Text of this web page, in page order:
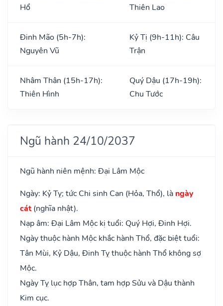
Hổ
Thiên Lao
Đinh Mão (5h-7h):
Nguyên Vũ
Kỷ Tị (9h-11h): Câu
Trận
Nhâm Thân (15h-17h):
Thiên Hình
Quý Dậu (17h-19h):
Chu Tước
Ngũ hành 24/10/2037
Ngũ hành niên mệnh: Đại Lâm Mộc
Ngày: Kỷ Tỵ; tức Chi sinh Can (Hỏa, Thổ), là ngày
cát(nghĩa nhật).
Nạp âm: Đại Lâm Mộc kị tuổi: Quý Hợi, Đinh Hợi.
Ngày thuộc hành Mộc khắc hành Thổ, đặc biệt tuổi:
Tân Mùi, Kỷ Dậu, Đinh Tỵ thuộc hành Thổ không sợ
Mộc.
Ngày Tỵ lục hợp Thân, tam hợp Sửu và Dậu thành
Kim cục.